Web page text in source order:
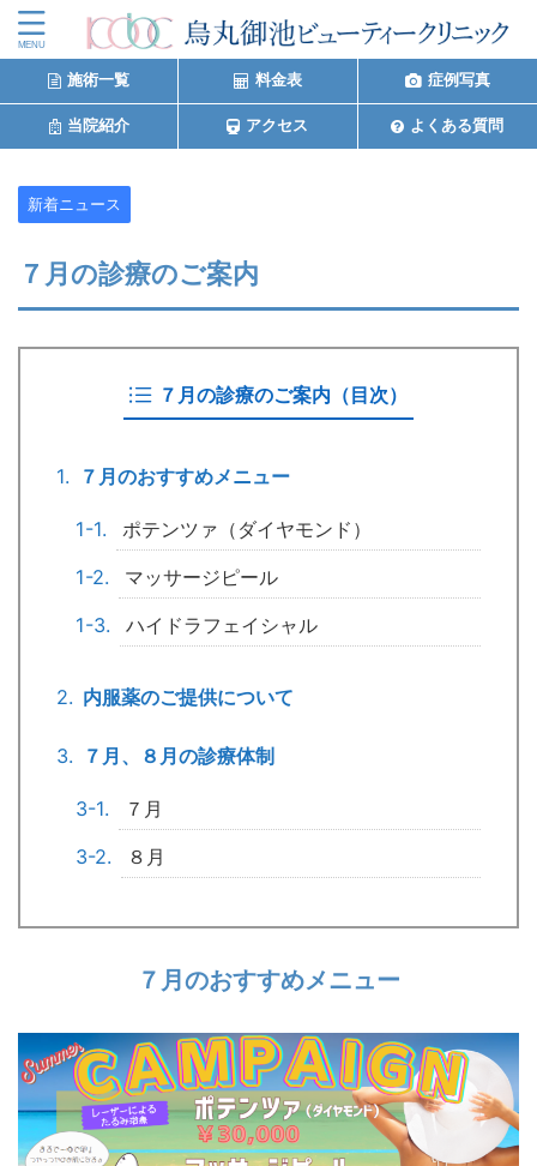
施術一覧 料金表 症例写真
当院紹介 アクセス よくある質問
新着ニュース
７月の診療のご案内
７月の診療のご案内（目次）
７月のおすすめメニュー
ポテンツァ（ダイヤモンド）
マッサージピール
ハイドラフェイシャル
内服薬のご提供について
７月、８月の診療体制
７月
８月
７月のおすすめメニュー